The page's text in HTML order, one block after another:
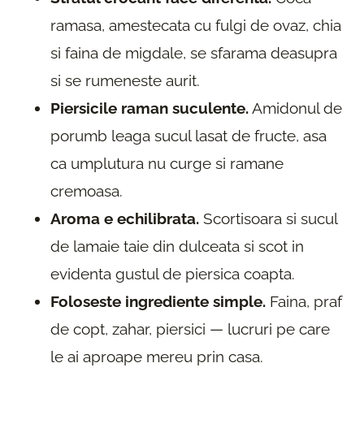
ramasa, amestecata cu fulgi de ovaz, chia
si faina de migdale, se sfarama deasupra
si se rumeneste aurit.
Piersicile raman suculente.Amidonul de
porumb leaga sucul lasat de fructe, asa
ca umplutura nu curge si ramane
cremoasa.
Aroma e echilibrata. Scortisoara si sucul
de lamaie taie din dulceata si scot in
evidenta gustul de piersica coapta.
Foloseste ingrediente simple. Faina, praf
de copt, zahar, piersici — lucruri pe care
le ai aproape mereu prin casa.